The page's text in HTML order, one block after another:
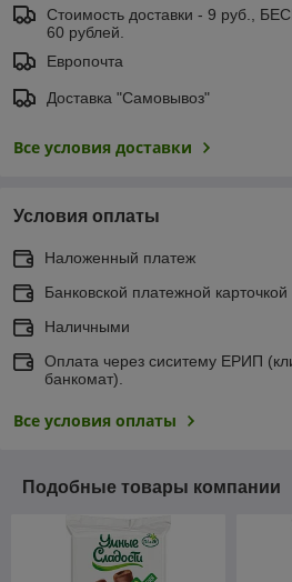
Стоимость доставки - 9 руб.,
60 рублей.
Европочта
Доставка "Самовывоз"
Все условия доставки
Условия оплаты
Наложенный платеж
Банковской платежной карточкой
Наличными
Оплата через сиситему ЕРИП
банкомат).
Все условия оплаты
Подобные товары компании